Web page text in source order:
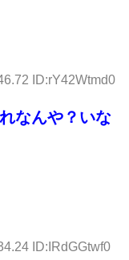
ID:rY42Wtmd0
なんや？いな
ID:IRdGGtwf0